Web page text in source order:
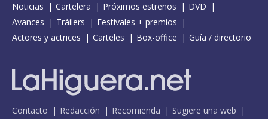
Noticias Cartelera Próximos estrenos
DVD
Avances
Tráilers
Festivales + premios
Actores y actrices
Carteles Box-office Guía / directorio
Contacto Redacción Recomienda
Sugiere una web